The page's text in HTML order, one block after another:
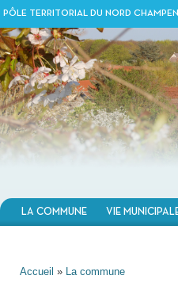
LA COMMUNE VIE
VOUS ÊTES ICI
Accueil » La commune
PÔLE TERRITORIAL DU NORD